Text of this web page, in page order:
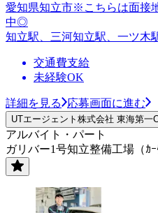
愛知県知立市※こちらは面接
中◎
知立駅、三河知立駅、一ツ木
交通費支給
未経験OK
詳細を見る 応募画面に進む
UTエージェント株式会社 東海第一
アルバイト・パート
ガリバー1号知立整備工場（ｶ